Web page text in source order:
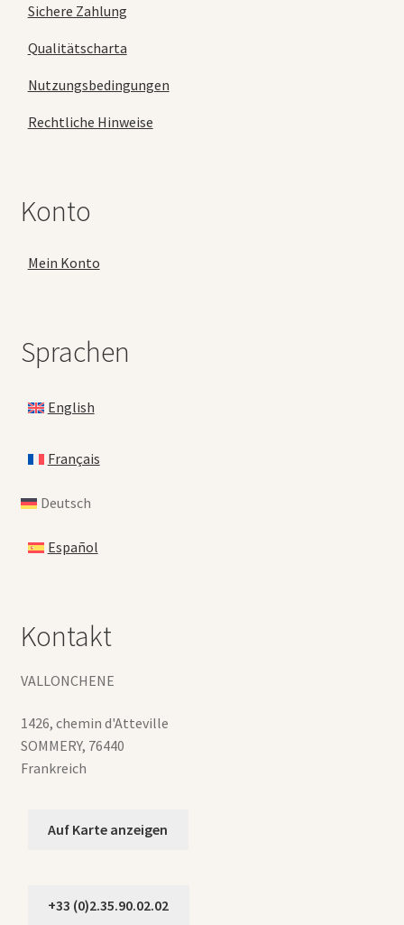
Sichere Zahlung
Qualitätscharta
Nutzungsbedingungen
Rechtliche Hinweise
Konto
Mein Konto
Sprachen
English
Français
Deutsch
Español
Kontakt
VALLONCHENE
1426, chemin d'Atteville
SOMMERY, 76440
Frankreich
Auf Karte anzeigen
+33 (0)2.35.90.02.02